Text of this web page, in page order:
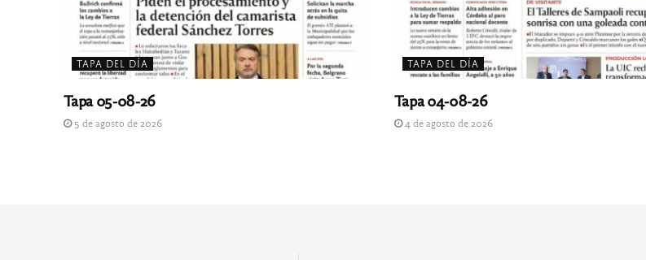
TAPA DEL DÍA
Tapa 05-08-26
5 de agosto de 2026
TAPA DEL DÍA
Tapa 04-08-26
4 de agosto de 2026